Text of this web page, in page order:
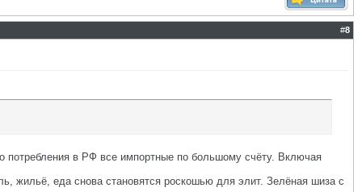
#8
потребления в РФ все импортные по большому счёту. Включая
жильё, еда снова становятся роскошью для элит. Зелёная шиза с